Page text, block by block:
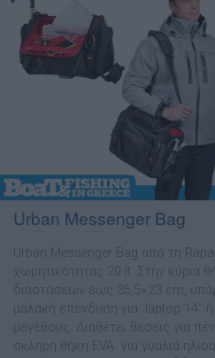
Urban Messenger Bag
Urban Messenger Bag από τη
χωρητικότητας 20 lt. Στην κύρια
διαστάσεων έως 35,5×23 cm,
µαλακή επένδυση για laptop 14’’ ή
µεγέθους. ∆ιαθέτει θέσεις για
σκληρή θήκη EVA για γυαλιά